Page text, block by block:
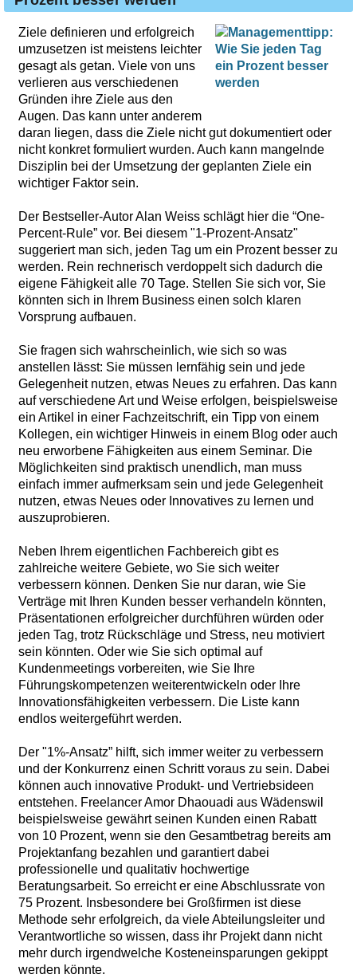
Ziele definieren und erfolgreich
umzusetzen ist meistens leichter
gesagt als getan. Viele von uns
verlieren aus verschiedenen
Gründen ihre Ziele aus den
Augen. Das kann unter anderem
daran liegen, dass die Ziele nicht gut dokumentiert oder
nicht konkret formuliert wurden. Auch kann mangelnde
Disziplin bei der Umsetzung der geplanten Ziele ein
wichtiger Faktor sein.
Der Bestseller-Autor Alan Weiss schlägt hier die “One-
Percent-Rule” vor. Bei diesem "1-Prozent-Ansatz"
suggeriert man sich, jeden Tag um ein Prozent besser zu
werden. Rein rechnerisch verdoppelt sich dadurch die
eigene Fähigkeit alle 70 Tage. Stellen Sie sich vor, Sie
könnten sich in Ihrem Business einen solch klaren
Vorsprung aufbauen.
Sie fragen sich wahrscheinlich, wie sich so was
anstellen lässt: Sie müssen lernfähig sein und jede
Gelegenheit nutzen, etwas Neues zu erfahren. Das kann
auf verschiedene Art und Weise erfolgen, beispielsweise
ein Artikel in einer Fachzeitschrift, ein Tipp von einem
Kollegen, ein wichtiger Hinweis in einem Blog oder auch
neu erworbene Fähigkeiten aus einem Seminar. Die
Möglichkeiten sind praktisch unendlich, man muss
einfach immer aufmerksam sein und jede Gelegenheit
nutzen, etwas Neues oder Innovatives zu lernen und
auszuprobieren.
Neben Ihrem eigentlichen Fachbereich gibt es
zahlreiche weitere Gebiete, wo Sie sich weiter
verbessern können. Denken Sie nur daran, wie Sie
Verträge mit Ihren Kunden besser verhandeln könnten,
Präsentationen erfolgreicher durchführen würden oder
jeden Tag, trotz Rückschläge und Stress, neu motiviert
sein könnten. Oder wie Sie sich optimal auf
Kundenmeetings vorbereiten, wie Sie Ihre
Führungskompetenzen weiterentwickeln oder Ihre
Innovationsfähigkeiten verbessern. Die Liste kann
endlos weitergeführt werden.
Der "1%-Ansatz” hilft, sich immer weiter zu verbessern
und der Konkurrenz einen Schritt voraus zu sein. Dabei
können auch innovative Produkt- und Vertriebsideen
entstehen. Freelancer Amor Dhaouadi aus Wädenswil
beispielsweise gewährt seinen Kunden einen Rabatt
von 10 Prozent, wenn sie den Gesamtbetrag bereits am
Projektanfang bezahlen und garantiert dabei
professionelle und qualitativ hochwertige
Beratungsarbeit. So erreicht er eine Abschlussrate von
75 Prozent. Insbesondere bei Großfirmen ist diese
Methode sehr erfolgreich, da viele Abteilungsleiter und
Verantwortliche so wissen, dass ihr Projekt dann nicht
mehr durch irgendwelche Kosteneinsparungen gekippt
werden könnte.